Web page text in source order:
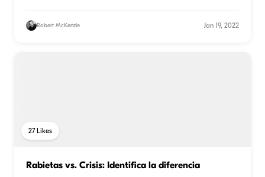
Robert McKenzie Jan 19, 2022
27Likes
Rabietas vs. Crisis: Identifica la diferencia